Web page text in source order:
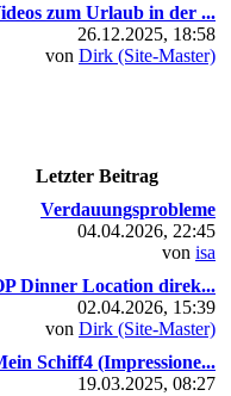
zum Urlaub in der ...
26.12.2025, 18:58
von Dirk (Site-Master)
Letzter Beitrag
Verdauungsprobleme
04.04.2026, 22:45
von isa
Dinner Location direk...
02.04.2026, 15:39
von Dirk (Site-Master)
Schiff4 (Impressione...
19.03.2025, 08:27